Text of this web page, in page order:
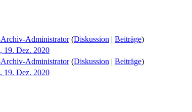
Administrator (Diskussion | Beiträge)
19. Dez. 2020
Administrator (Diskussion | Beiträge)
19. Dez. 2020